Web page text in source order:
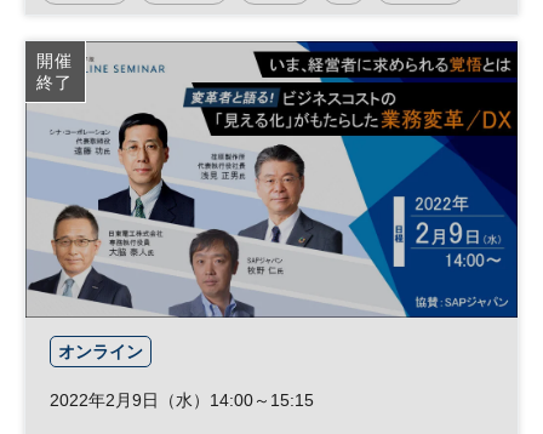
日経オンラインセミナー
開催
終了
オンライン
2022年2月9日（水）14:00～15:15